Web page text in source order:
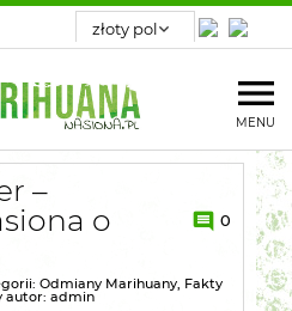
MENU
–
o
0
Odmiany Marihuany, Fakty
autor: admin